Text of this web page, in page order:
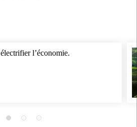
électrifier l’économie.